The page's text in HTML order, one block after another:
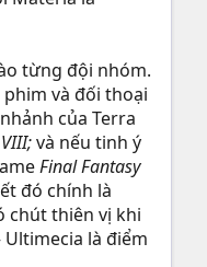
từng đội nhóm.
và đối thoại
của Terra
và nếu tinh ý
Final Fantasy
đó chính là
chút thiên vị khi
là điểm